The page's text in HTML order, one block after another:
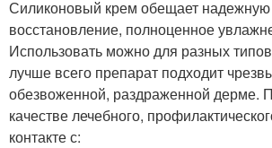
Силиконовый крем обещает
восстановление, полноценное
Использовать можно для разных
лучше всего препарат подходит
обезвоженной, раздраженной дерме.
качестве лечебного,
контакте с: